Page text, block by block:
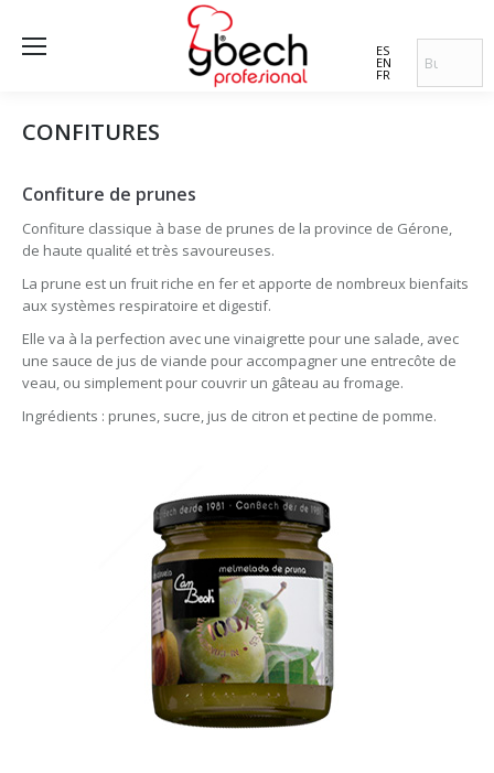
ES
EN
FR
CONFITURES
Confiture de prunes
Confiture classique à base de prunes de la province de Gérone,
de haute qualité et très savoureuses.
La prune est un fruit riche en fer et apporte de nombreux bienfaits
aux systèmes respiratoire et digestif.
Elle va à la perfection avec une vinaigrette pour une salade, avec
une sauce de jus de viande pour accompagner une entrecôte de
veau, ou simplement pour couvrir un gâteau au fromage.
Ingrédients : prunes, sucre, jus de citron et pectine de pomme.